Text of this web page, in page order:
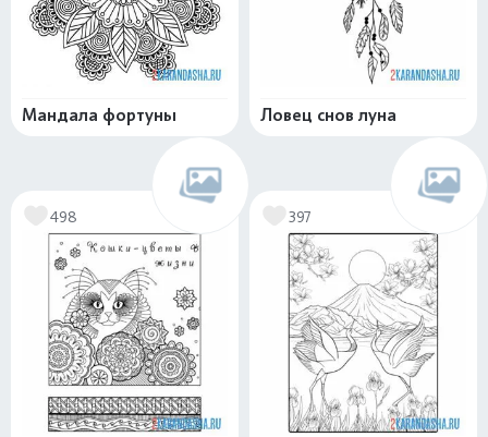
Мандала фортуны Ловец снов луна
498 397